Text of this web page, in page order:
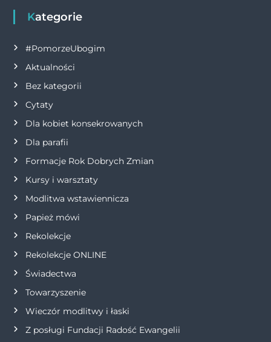
c
j
a
w
p
i
s
u
Kategorie
#PomorzeUbogim
Aktualności
Bez kategorii
Cytaty
Dla kobiet konsekrowanych
Dla parafii
Formacje Rok Dobrych Zmian
Kursy i warsztaty
Modlitwa wstawiennicza
Papież mówi
Rekolekcje
Rekolekcje ONLINE
Świadectwa
Towarzyszenie
Wieczór modlitwy i łaski
Z posługi Fundacji Radość Ewangelii